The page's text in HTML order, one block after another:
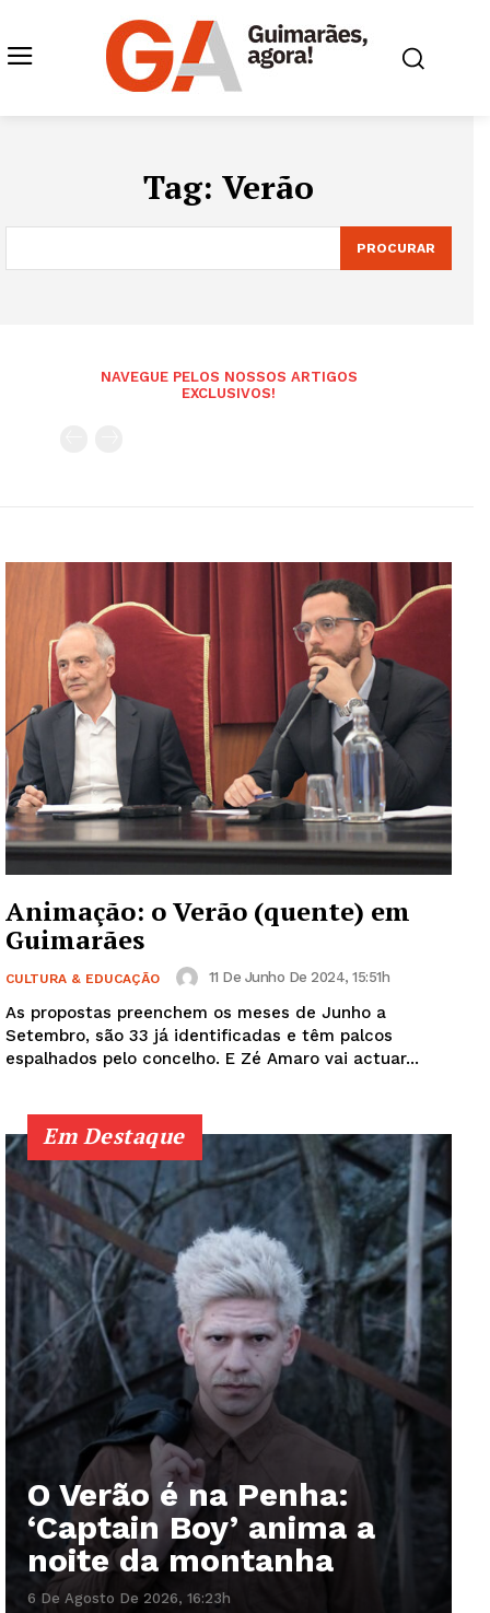
Tag: Verão
PROCURAR
NAVEGUE PELOS NOSSOS ARTIGOS
EXCLUSIVOS!
Animação: o Verão (quente) em
Guimarães
CULTURA & EDUCAÇÃO 11 De Junho De 2024, 15:51h
As propostas preenchem os meses de Junho a
Setembro, são 33 já identificadas e têm palcos
espalhados pelo concelho. E Zé Amaro vai actuar...
Em Destaque
O Verão é na Penha:
‘Captain Boy’ anima a
noite da montanha
6 De Agosto De 2026, 16:23h